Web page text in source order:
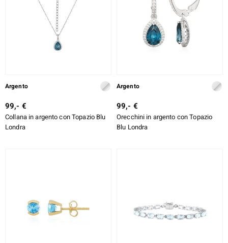
Argento
99,- €
Collana in argento con Topazio Blu
Londra
Argento
99,- €
Orecchini in argento con Topazio
Blu Londra